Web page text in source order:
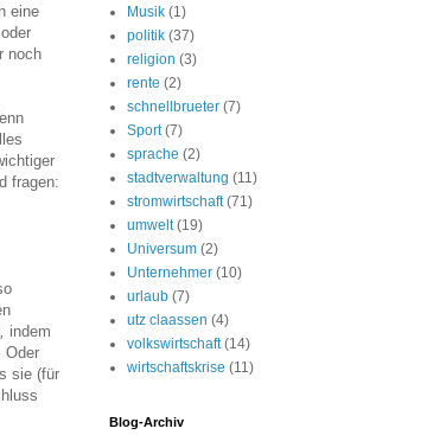
eine
noch
fragen:
indem
Oder
sie (für
Musik (1)
politik (37)
religion (3)
rente (2)
schnellbrueter (7)
Sport (7)
sprache (2)
stadtverwaltung (11)
stromwirtschaft (71)
umwelt (19)
Universum (2)
Unternehmer (10)
urlaub (7)
utz claassen (4)
volkswirtschaft (14)
wirtschaftskrise (11)
Blog-Archiv